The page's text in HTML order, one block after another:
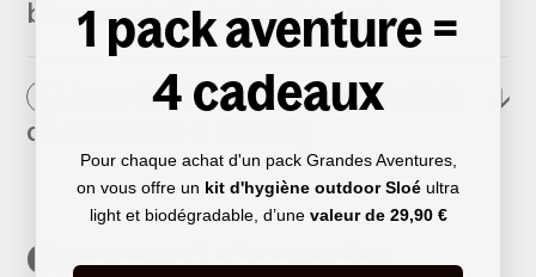
bivouac du Bois de Blaimont
Jour 4 : Aire de bivouac du Bois
de Blaimont → Chimay
↓
Comment s'y rendre
1 pack aventure =
4 cadeaux
Pour chaque achat d'un pack Grandes Aventures,
on vous offre un kit d'hygiène outdoor Sloé ultra
light et biodégradable, d’une valeur de 29,90 €